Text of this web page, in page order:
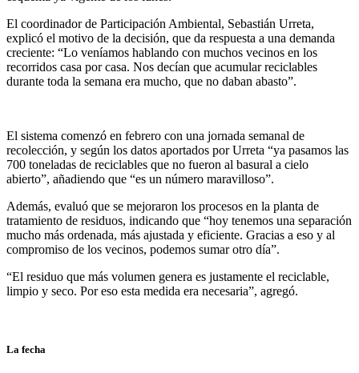
El coordinador de Participación Ambiental, Sebastián Urreta,
explicó el motivo de la decisión, que da respuesta a una demanda
creciente: “Lo veníamos hablando con muchos vecinos en los
recorridos casa por casa. Nos decían que acumular reciclables
durante toda la semana era mucho, que no daban abasto”.
El sistema comenzó en febrero con una jornada semanal de
recolección, y según los datos aportados por Urreta “ya pasamos las
700 toneladas de reciclables que no fueron al basural a cielo
abierto”, añadiendo que “es un número maravilloso”.
Además, evaluó que se mejoraron los procesos en la planta de
tratamiento de residuos, indicando que “hoy tenemos una separación
mucho más ordenada, más ajustada y eficiente. Gracias a eso y al
compromiso de los vecinos, podemos sumar otro día”.
“El residuo que más volumen genera es justamente el reciclable,
limpio y seco. Por eso esta medida era necesaria”, agregó.
La fecha